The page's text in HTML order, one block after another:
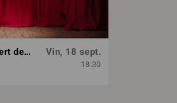
Sinfonia do Brasil - Concert dedicat Zilei Independenței Braziliei Vin, 18 sept.
18:30